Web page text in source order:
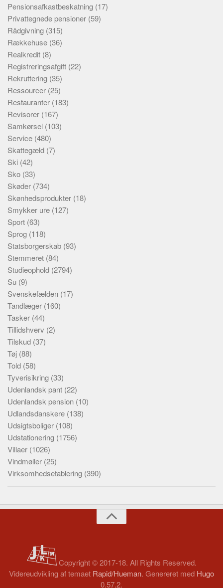
Pensionsafkastbeskatning (17)
Privattegnede pensioner (59)
Rådgivning (315)
Rækkehuse (36)
Realkredit (8)
Registreringsafgift (22)
Rekruttering (35)
Ressourcer (25)
Restauranter (183)
Revisorer (167)
Samkørsel (103)
Service (480)
Skattegæld (7)
Ski (42)
Sko (33)
Skøder (734)
Skønhedsprodukter (18)
Smykker ure (127)
Sport (63)
Sprog (118)
Statsborgerskab (93)
Stemmeret (84)
Studieophold (2794)
Su (9)
Svenskefælden (17)
Tandlæger (160)
Tasker (44)
Tillidshverv (2)
Tilskud (37)
Tøj (88)
Told (58)
Tyverisikring (33)
Udenlandsk pant (22)
Udenlandsk pension (10)
Udlandsdanskere (138)
Udsigtsboliger (108)
Udstationering (1756)
Villaer (1026)
Vindmøller (25)
Virksomhedsetablering (390)
Copyright © 2017-18. All Rights Reserved.
Videreudvikling af temaet Rapid/Hueman. Genereret med Hugo
0.57.2.